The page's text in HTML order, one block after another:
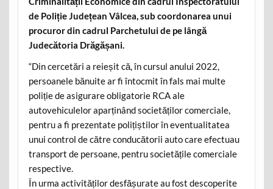
de Poliție Județean Vâlcea, sub coordonarea unui
procuror din cadrul Parchetului de pe lângă
Judecătoria Drăgășani.
“Din cercetări a reieșit că, în cursul anului 2022,
persoanele bănuite ar fi întocmit în fals mai multe
poliție de asigurare obligatorie RCA ale
autovehiculelor aparținând societăților comerciale,
pentru a fi prezentate polițiștilor în eventualitatea
unui control de către conducătorii auto care efectuau
transport de persoane, pentru societățile comerciale
respective.
În urma activităților desfășurate au fost descoperite